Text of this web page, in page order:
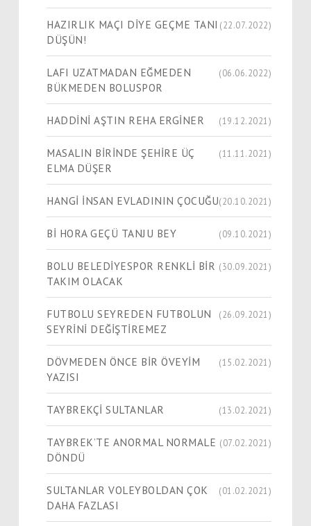
HAZIRLIK MAÇI DİYE GEÇME TANI
DÜŞÜN!
(22.07.2022)
LAFI UZATMADAN EĞMEDEN
BÜKMEDEN BOLUSPOR
(06.06.2022)
HADDİNİ AŞTIN REHA ERGİNER (19.12.2021)
MASALIN BİRİNDE ŞEHİRE ÜÇ
ELMA DÜŞER
(11.11.2021)
HANGİ İNSAN EVLADININ ÇOCUĞU(20.10.2021)
Bİ HORA GEÇÜ TANJU BEY (09.10.2021)
BOLU BELEDİYESPOR RENKLİ BİR
TAKIM OLACAK
(30.09.2021)
FUTBOLU SEYREDEN FUTBOLUN
SEYRİNİ DEĞİŞTİREMEZ
(26.09.2021)
DÖVMEDEN ÖNCE BİR ÖVEYİM
YAZISI
(15.02.2021)
TAYBREKÇİ SULTANLAR (13.02.2021)
TAYBREK’TE ANORMAL NORMALE
DÖNDÜ
(07.02.2021)
SULTANLAR VOLEYBOLDAN ÇOK
DAHA FAZLASI
(01.02.2021)